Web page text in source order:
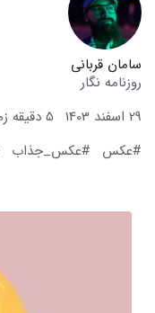
سامان قربانی
روزنامه نگار
29 اسفند 1403
5 دقیقه زمان مطالعه
#عکس
#عکس_جذاب